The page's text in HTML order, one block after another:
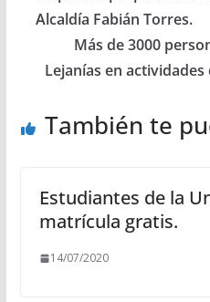
Alcaldía Fabián Torres.
Más de 3000
Lejanías en
También te
Estudiantes de la
matrícula gratis.
14/07/2020